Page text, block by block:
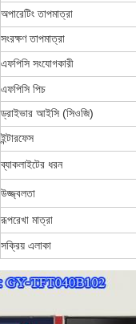
অপারেটিং তাপমাত্রা
সংরক্ষণ তাপমাত্রা
এফপিসি সংযোগকারী
এফপিসি পিচ
ড্রাইভার আইসি (সিওজি)
ইন্টারফেস
ব্যাকলাইটের ধরন
উজ্জ্বলতা
রূপরেখা মাত্রা
সক্রিয় এলাকা